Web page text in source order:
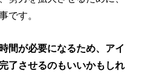
です。
間が必要になるため、アイ
了させるのもいいかもしれ